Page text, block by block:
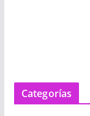
Categorías